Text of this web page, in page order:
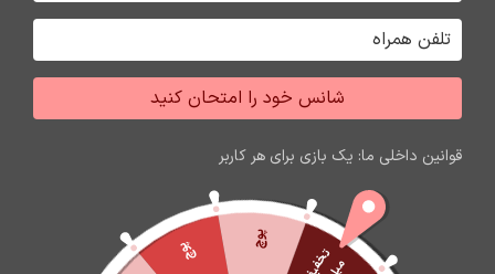
خانه اسپيکر شارژي اسپيکر ها
پوچ
پوچ
شانس خود را امتحان کنید
قوانین داخلی ما: یک بازی برای هر کاربر